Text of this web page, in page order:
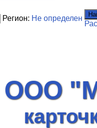
Регион: Не определен
ООО